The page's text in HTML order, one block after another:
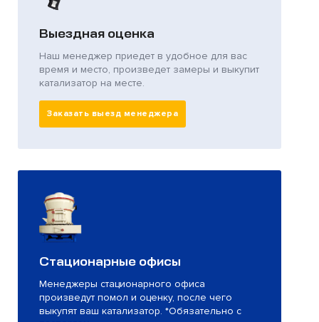
Выездная оценка
Наш менеджер приедет в удобное для вас
время и место, произведет замеры и выкупит
катализатор на месте.
Заказать выезд менеджера
Стационарные офисы
Менеджеры стационарного офиса
произведут помол и оценку, после чего
выкупят ваш катализатор. *Обязательно с